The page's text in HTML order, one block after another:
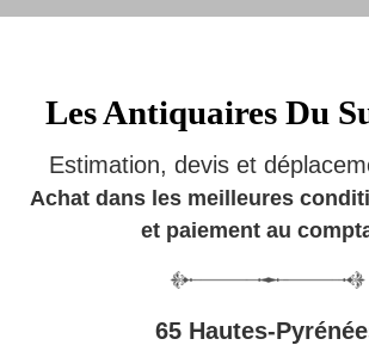
Les Antiquaires Du
Estimation, devis et
Achat dans les meilleures
et paiement au
65 Hautes-